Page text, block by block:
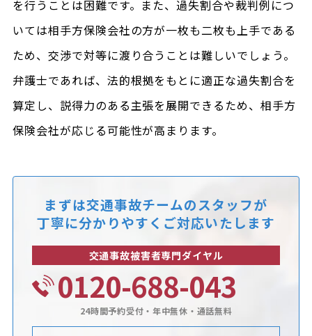
を行うことは困難です。また、過失割合や裁判例につ
いては相手方保険会社の方が一枚も二枚も上手である
ため、交渉で対等に渡り合うことは難しいでしょう。
弁護士であれば、法的根拠をもとに適正な過失割合を
算定し、説得力のある主張を展開できるため、相手方
保険会社が応じる可能性が高まります。
まずは交通事故チームのスタッフが
丁寧に分かりやすくご対応いたします
交通事故被害者専門ダイヤル
0120-688-043
24時間予約受付・年中無休・通話無料